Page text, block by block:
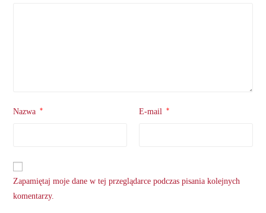
Nazwa * E-mail *
Zapamiętaj moje dane w tej przeglądarce podczas pisania kolejnych
komentarzy.